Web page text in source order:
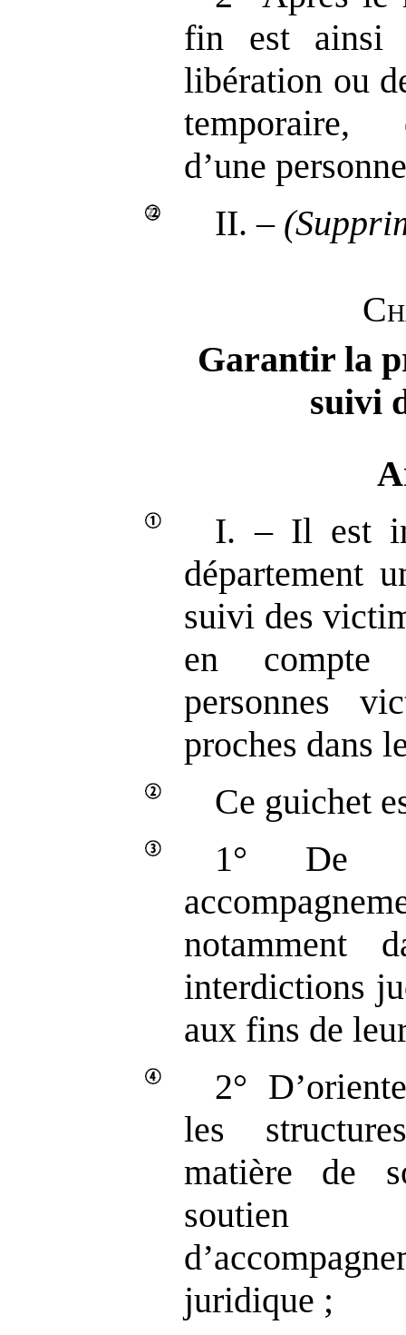
fin est ainsi
libération ou
temporaire,
d’une
II. –
Garantir la
suivi
I. – Il est
département
suivi des
en compte
personnes
proches dans
Ce guichet
1° De
notamment
interdictions
aux fins de
2°
les
matière de
soutien
juridique ;